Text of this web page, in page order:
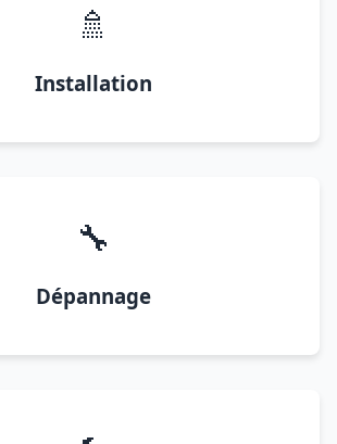
🚿
Installation
🔧
Dépannage